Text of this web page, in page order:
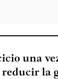
una
reducir la